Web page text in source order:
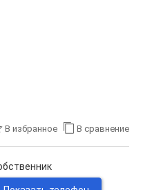
В избранное В сравнение